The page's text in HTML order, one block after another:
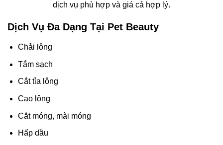
dịch vụ phù hợp và giá cả hợp lý.
Dịch Vụ Đa Dạng Tại Pet Beauty
Chải lông
Tắm sạch
Cắt tỉa lông
Cạo lông
Cắt móng, mài móng
Hấp dầu